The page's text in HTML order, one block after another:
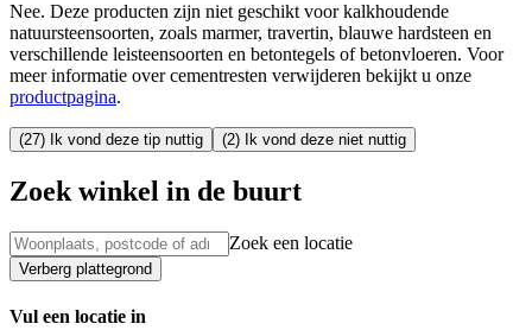
Nee. Deze producten zijn niet geschikt voor kalkhoudende
natuursteensoorten, zoals marmer, travertin, blauwe hardsteen en
verschillende leisteensoorten en betontegels of betonvloeren. Voor
meer informatie over cementresten verwijderen bekijkt u onze
productpagina.
(27) Ik vond deze tip nuttig (2) Ik vond deze niet nuttig
Zoek winkel in de buurt
Zoek een locatie
Verberg plattegrond
Vul een locatie in